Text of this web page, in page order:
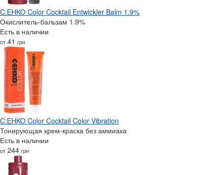
C:EHKO Color Cocktail Entwickler Balm 1.9%
Окислитель-бальзам 1.9%
Есть в наличии
от 41 грн
C:EHKO Color Cocktail Color Vibration
Тонирующая крем-краска без аммиака
Есть в наличии
от 244 грн